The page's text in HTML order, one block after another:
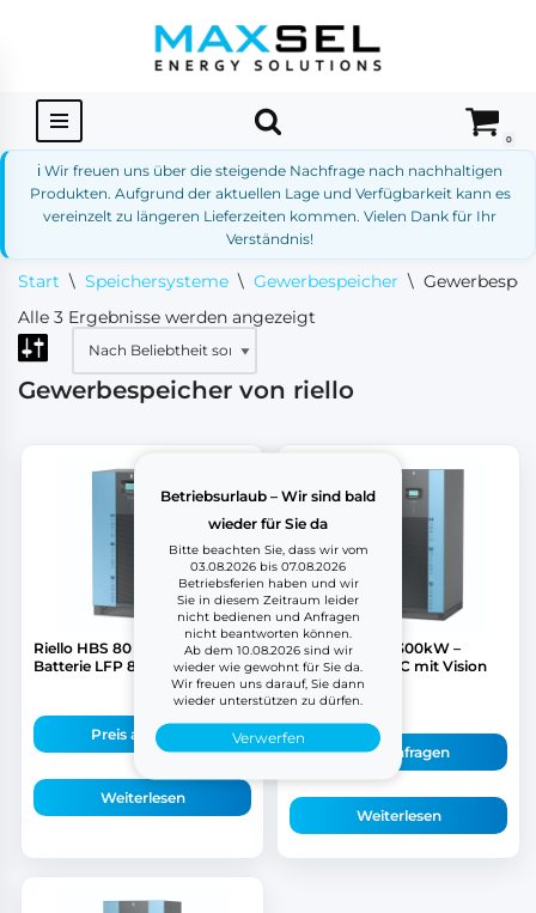
Betriebsurlaub – Wir sind bald
wieder für Sie da
Bitte beachten Sie, dass wir vom
03.08.2026 bis 07.08.2026
Betriebsferien haben und wir
Sie in diesem Zeitraum leider
nicht bedienen und Anfragen
nicht beantworten können.
Ab dem 10.08.2026 sind wir
wieder wie gewohnt für Sie da.
Wir freuen uns darauf, Sie dann
wieder unterstützen zu dürfen.
Verwerfen
springen
0
ℹ️ Wir freuen uns über die steigende Nachfrage nach nachhaltigen
Produkten. Aufgrund der aktuellen Lage und Verfügbarkeit kann es
vereinzelt zu längeren Lieferzeiten kommen. Vielen Dank für Ihr
Verständnis!
Start \ Speichersysteme \ Gewerbespeicher \
Alle 3 Ergebnisse werden angezeigt
Gewerbespeicher von riello
Riello HBS 80 D plus mit
Batterie LFP 80kWh
Preis anfragen
Weiterlesen
Riello HBS-HE 300kW –
300kWh 0.5C/1C mit Vision
REVO B...
Preis anfragen
Weiterlesen